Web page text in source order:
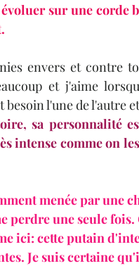
sur une corde
envers et contre
et j'aime
l'une de l'autre
sa personnalité
intense comme on
menée par une
perdre une seule
ici: cette putain
Je suis certaine